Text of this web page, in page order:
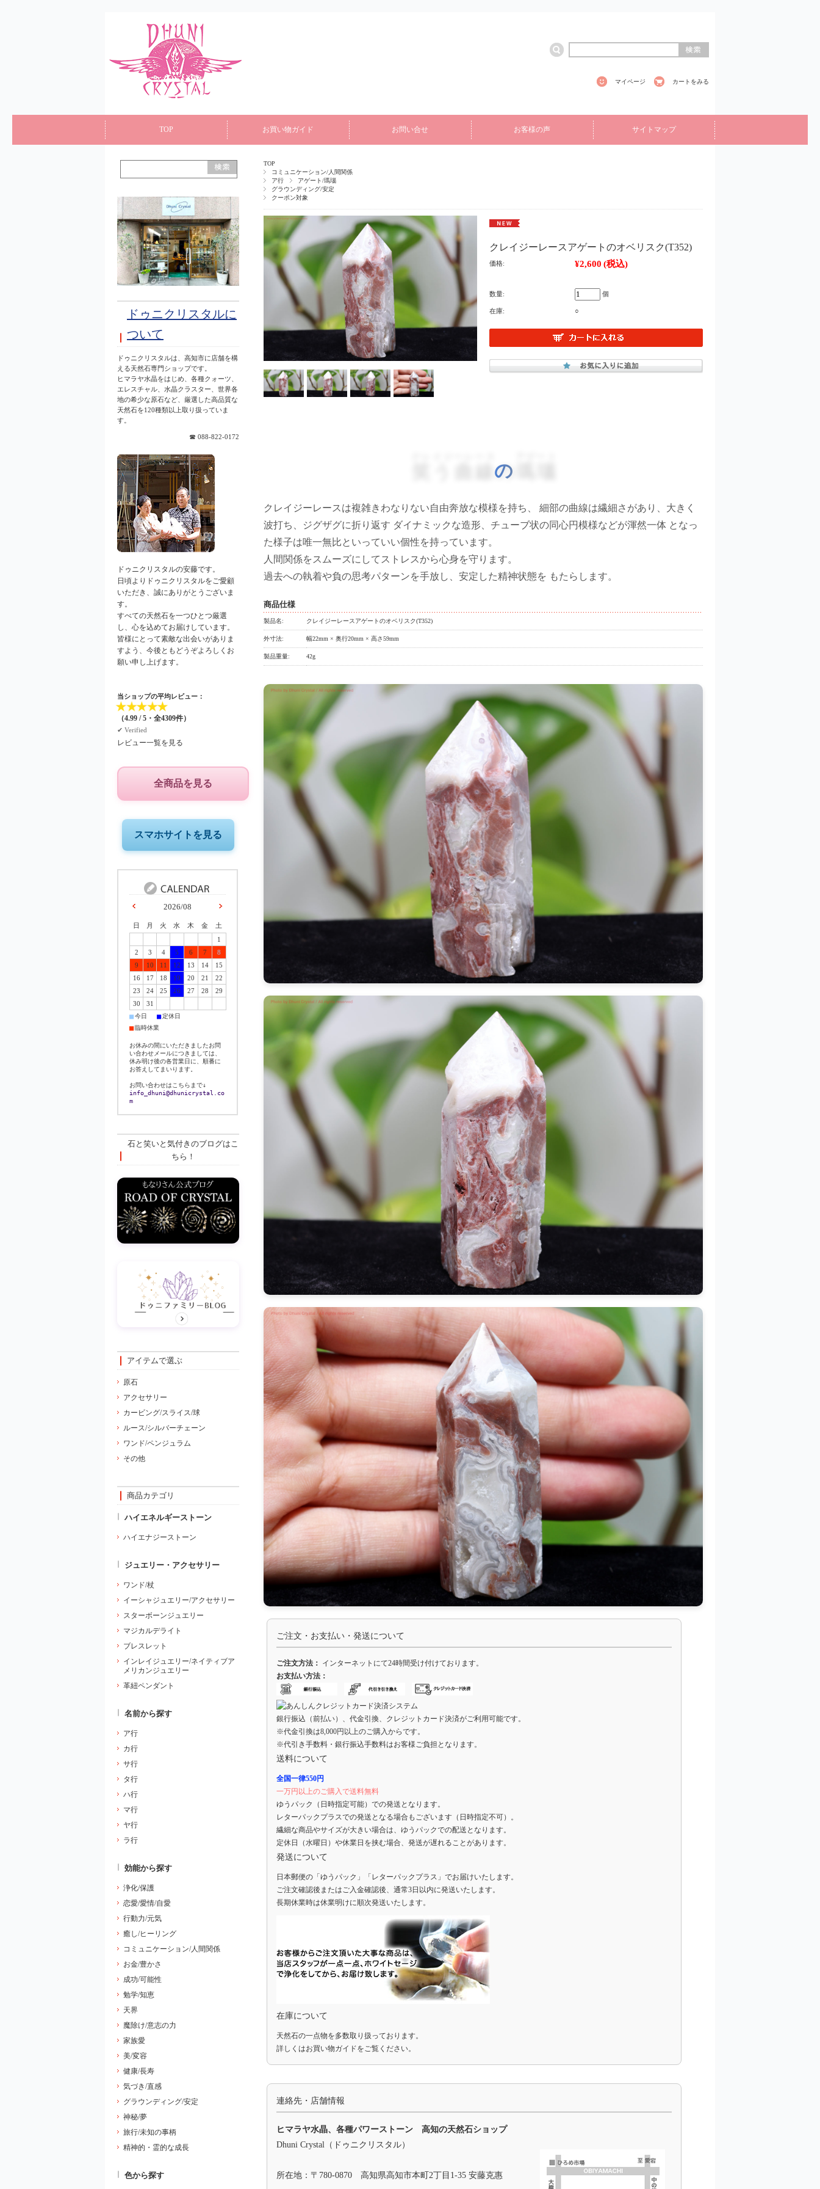
マイページ カートをみる
TOP お買い物ガイド お問い合せ お客様の声 サイトマップ
TOP
コミュニケーション/人間関係
ア行
アゲート/瑪瑙
グラウンディング/安定
クーポン対象
クレイジーレースアゲートのオベリスク(T352)
価格: ¥2,600 (税込)
数量: 個
在庫: ○
の
クレイジーレースは複雑きわなりない自由奔放な模様を持ち、 細部の曲線は繊細さがあり、大きく
波打ち、ジグザグに折り返す ダイナミックな造形、チューブ状の同心円模様などが渾然一体 となっ
た様子は唯一無比といっていい個性を持っています。
人間関係をスムーズにしてストレスから心身を守ります。
過去への執着や負の思考パターンを手放し、安定した精神状態を もたらします。
商品仕様
製品名: クレイジーレースアゲートのオベリスク(T352)
外寸法: 幅22mm × 奥行20mm × 高さ59mm
製品重量: 42g
ご注文・お支払い・発送について
ご注文方法： インターネットにて24時間受け付けております。
お支払い方法：
銀行振込（前払い）、代金引換、クレジットカード決済がご利用可能です。
※代金引換は8,000円以上のご購入からです。
※代引き手数料・銀行振込手数料はお客様ご負担となります。
送料について
全国一律550円
一万円以上のご購入で送料無料
ゆうパック（日時指定可能）での発送となります。
レターパックプラスでの発送となる場合もございます（日時指定不可）。
繊細な商品やサイズが大きい場合は、ゆうパックでの配送となります。
定休日（水曜日）や休業日を挟む場合、発送が遅れることがあります。
発送について
日本郵便の「ゆうパック」「レターパックプラス」でお届けいたします。
ご注文確認後またはご入金確認後、通常3日以内に発送いたします。
長期休業時は休業明けに順次発送いたします。
在庫について
天然石の一点物を多数取り扱っております。
詳しくはお買い物ガイドをご覧ください。
連絡先・店舗情報
ヒマラヤ水晶、各種パワーストーン 高知の天然石ショップ
Dhuni Crystal（ドゥニクリスタル）
所在地：〒780-0870 高知県高知市本町2丁目1-35 安藤克惠
ドゥニクリスタルに
ついて
ドゥニクリスタルは、高知市に店舗を構
える天然石専門ショップです。
ヒマラヤ水晶をはじめ、各種クォーツ、
エレスチャル、水晶クラスター、世界各
地の希少な原石など、厳選した高品質な
天然石を120種類以上取り扱っていま
す。
☎ 088-822-0172
ドゥニクリスタルの安藤です。
日頃よりドゥニクリスタルをご愛顧
いただき、誠にありがとうございま
す。
すべての天然石を一つひとつ厳選
し、心を込めてお届けしています。
皆様にとって素敵な出会いがありま
すよう、今後ともどうぞよろしくお
願い申し上げます。
当ショップの平均レビュー：
★★★★★
（4.99 / 5・全4309件）
✔︎ Verified
レビュー一覧を見る
全商品を見る
スマホサイトを見る
2026/08
日 月 火 水 木 金
土
1
2
3 4 5 6 7
8
9
10 11 12 13 14
15
16
17 18 19 20 21
22
23
24 25 26 27 28
29
30
31
■今日 ■定休日
■ 臨時休業
お休みの間にいただきましたお問
い合わせメールにつきましては、
休み明け後の各営業日に、順番に
お答えしてまいります。
お問い合わせはこちらまで↓
info_dhuni@dhunicrystal.co
m
石と笑いと気付きのブログはこ
ちら！
アイテムで選ぶ
原石
アクセサリー
カービング/スライス/球
ルース/シルバーチェーン
ワンド/ペンジュラム
その他
商品カテゴリ
ハイエネルギーストーン
ハイエナジーストーン
ジュエリー・アクセサリー
ワンド/杖
イーシャジュエリー/アクセサリー
スターボーンジュエリー
マジカルデライト
ブレスレット
インレイジュエリー/ネイティブア
メリカンジュエリー
革紐ペンダント
名前から探す
ア行
カ行
サ行
タ行
ハ行
マ行
ヤ行
ラ行
効能から探す
浄化/保護
恋愛/愛情/自愛
行動力/元気
癒し/ヒーリング
コミュニケーション/人間関係
お金/豊かさ
成功/可能性
勉学/知恵
天界
魔除け/意志の力
家族愛
美/変容
健康/長寿
気づき/直感
グラウンディング/安定
神秘/夢
旅行/未知の事柄
精神的・霊的な成長
色から探す